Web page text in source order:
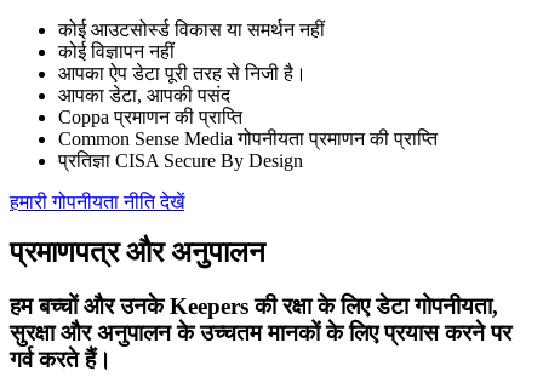
कोई आउटसोर्स्ड विकास या समर्थन नहीं
कोई विज्ञापन नहीं
आपका ऐप डेटा पूरी तरह से निजी है।
आपका डेटा, आपकी पसंद
Coppa प्रमाणन की प्राप्ति
Common Sense Media गोपनीयता प्रमाणन की प्राप्ति
प्रतिज्ञा CISA Secure By Design
हमारी गोपनीयता नीति देखें
प्रमाणपत्र और अनुपालन
हम बच्चों और उनके Keepers की रक्षा के लिए डेटा गोपनीयता,
सुरक्षा और अनुपालन के उच्चतम मानकों के लिए प्रयास करने पर
गर्व करते हैं।